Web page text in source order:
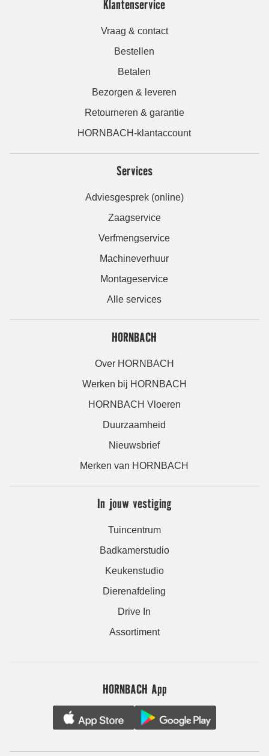
Klantenservice
Vraag & contact
Bestellen
Betalen
Bezorgen & leveren
Retourneren & garantie
HORNBACH-klantaccount
Services
Adviesgesprek (online)
Zaagservice
Verfmengservice
Machineverhuur
Montageservice
Alle services
HORNBACH
Over HORNBACH
Werken bij HORNBACH
HORNBACH Vloeren
Duurzaamheid
Nieuwsbrief
Merken van HORNBACH
In jouw vestiging
Tuincentrum
Badkamerstudio
Keukenstudio
Dierenafdeling
Drive In
Assortiment
HORNBACH App